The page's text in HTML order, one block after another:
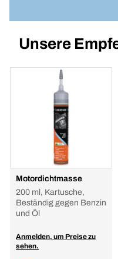
Unsere
Motordichtmasse
200 ml, Kartusche,
Beständig gegen Benzin
und Öl
Anmelden, um Preise zu
sehen.